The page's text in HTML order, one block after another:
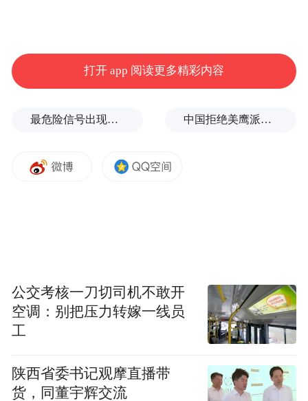
打开 app 阅读更多精彩内容
最危险信号出现！全球能源大动脉岌岌可危 中国拒绝美鹰派副防长访华？弦外之音被热议
公交考核一刀切司机不敢开
空调：别把压力转嫁一线员
工
陕西省委书记观摩直播带
货，同董宇辉交流